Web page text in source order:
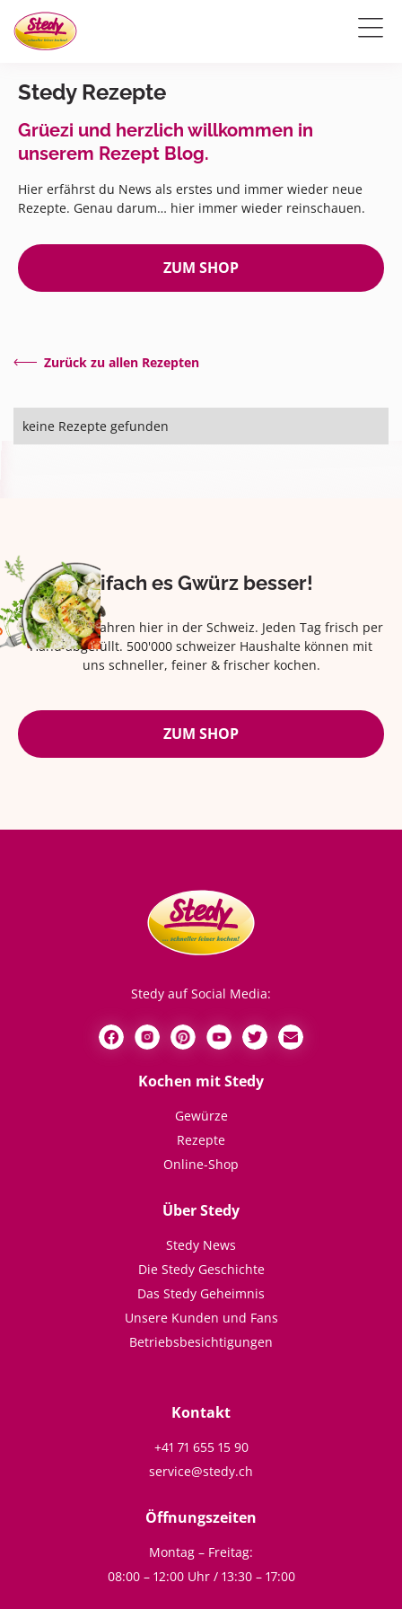
Stedy Rezepte
Grüezi und herzlich willkommen in
unserem Rezept Blog.
Hier erfährst du News als erstes und immer wieder neue
Rezepte. Genau darum… hier immer wieder reinschauen.
ZUM SHOP
Zurück zu allen Rezepten
keine Rezepte gefunden
Eifach es Gwürz besser!
Seit über 42 Jahren hier in der Schweiz. Jeden Tag frisch per
Hand abgefüllt. 500'000 schweizer Haushalte können mit
uns schneller, feiner & frischer kochen.
ZUM SHOP
Stedy auf Social Media:
Kochen mit Stedy
Gewürze
Rezepte
Online-Shop
Über Stedy
Stedy News
Die Stedy Geschichte
Das Stedy Geheimnis
Unsere Kunden und Fans
Betriebsbesichtigungen
Kontakt
+41 71 655 15 90
service@stedy.ch
Öffnungszeiten
Montag – Freitag:
08:00 – 12:00 Uhr / 13:30 – 17:00